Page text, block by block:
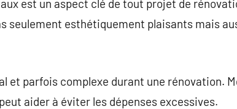
est un aspect clé de tout projet de
seulement esthétiquement plaisants mais
et parfois complexe durant une rénovation.
aider à éviter les dépenses excessives.